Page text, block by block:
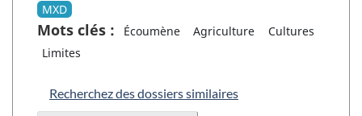
MXD
Mots clés : Écoumène Agriculture
Cultures
Limites
Recherchez des dossiers similaires